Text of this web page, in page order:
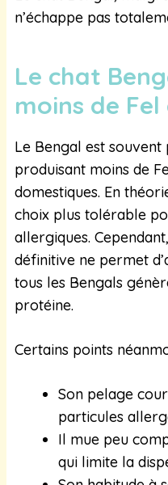
n’échappe pas
Le chat
moins de Fel
Le Bengal est
produisant moins de
domestiques. En
choix plus tolérable
allergiques.
définitive ne permet
tous les Bengals
protéine.
Certains points
Son pelage
particules
Il mue peu
qui limite la